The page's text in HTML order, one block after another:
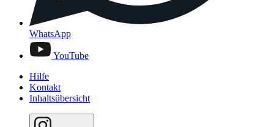
WhatsApp
YouTube
Hilfe
Kontakt
Inhaltsübersicht